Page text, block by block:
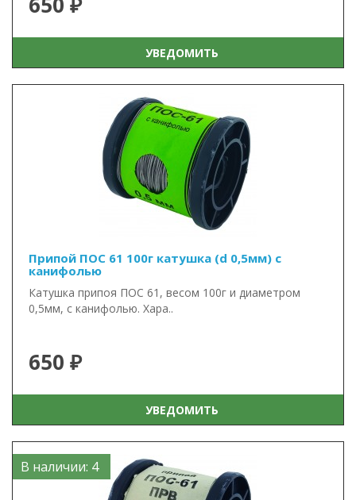
УВЕДОМИТЬ
Припой ПОС 61 100г катушка (d 0,5мм) с
канифолью
Катушка припоя ПОС 61, весом 100г и диаметром
0,5мм, с канифолью. Хара..
650 ₽
УВЕДОМИТЬ
В наличии: 4